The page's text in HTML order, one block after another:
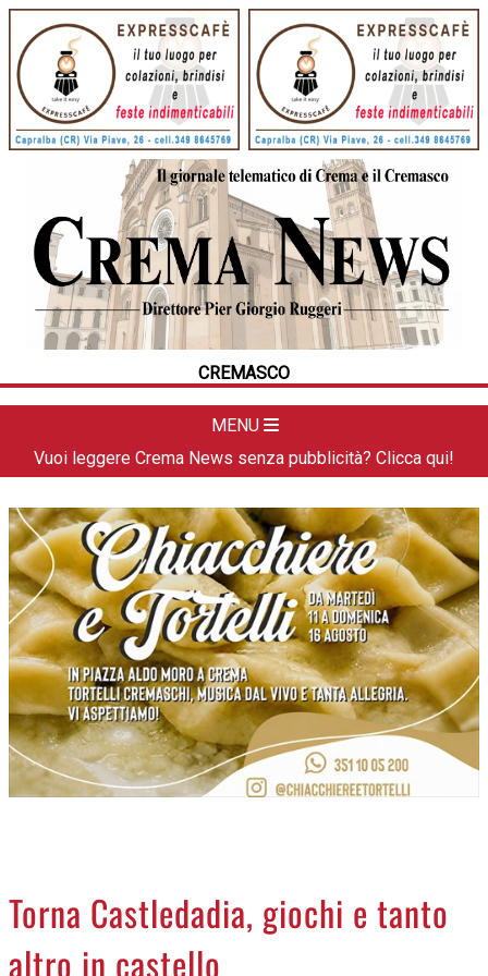
CREMASCO
MENU
HOME
CRONACA
POLITICA
LA FOTO
DAL TERRITORIO
APPUNTAMENTI
CREMASCO
OROSCOPO
LA PIAZZA
ANIMALI
NECROLOGI
ACCEDI
Vuoi leggere Crema News senza pubblicità? Clicca qui!
Torna Castledadia, giochi e tanto
altro in castello